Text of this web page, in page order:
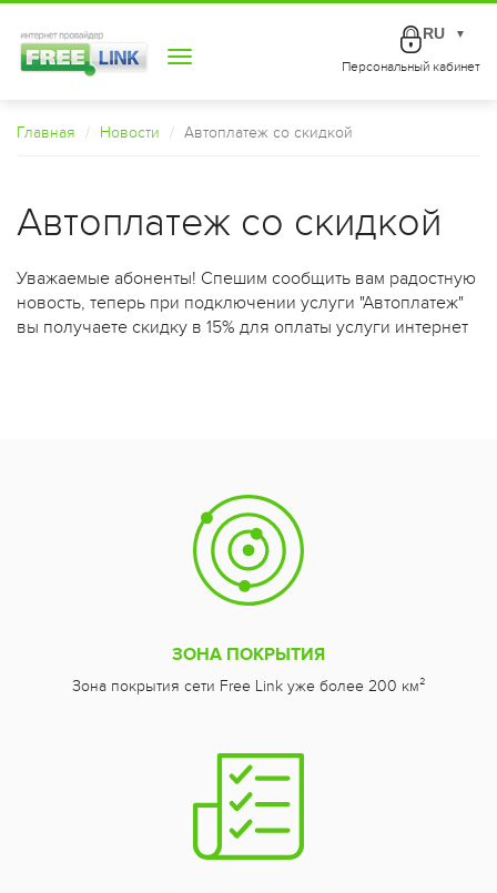
Toggle
Персональный кабинет
RU ▼
Главная Новости Автоплатеж со скидкой
Автоплатеж со скидкой
Уважаемые абоненты! Спешим сообщить вам радостную
новость, теперь при подключении услуги "Автоплатеж"
вы получаете скидку в 15% для оплаты услуги интернет
ЗОНА ПОКРЫТИЯ
Зона покрытия сети Free Link уже более 200 км²